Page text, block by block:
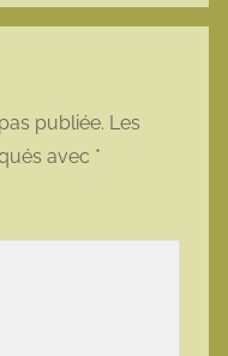
publiée. Les
avec *